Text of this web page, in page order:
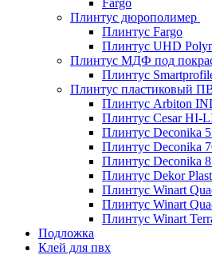
Fargo
Плинтус дюрополимер
Плинтус Fargo
Плинтус UHD
Плинтус МДФ под
Плинтус
Плинтус пластиковый
Плинтус Arbiton
Плинтус Cesar HI-
Плинтус Deconika
Плинтус Deconika
Плинтус Deconika
Плинтус Dekor
Плинтус Winart
Плинтус Winart
Плинтус Winart
Подложка
Клей для пвх